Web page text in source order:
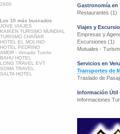
2600
Los 10 más buscados
JOVE VIAJES
KAIKEN TURISMO MUNDIAL
TURISMO CHAÑAR
HOTEL EL MOLINO
HOTEL PEDRINO
AMDR - Venado Tuerto
BAHU HOTEL
LONG TRAVEL EVT
SOMA TRAVEL
SALTA HOTEL
Gastronomía en
Restaurantes (1)
Viajes y
Empresas y
Excursiones (1)
Mutuales -
Servicios en
Transportes de
Traslado de
Información Útil
Informaciones